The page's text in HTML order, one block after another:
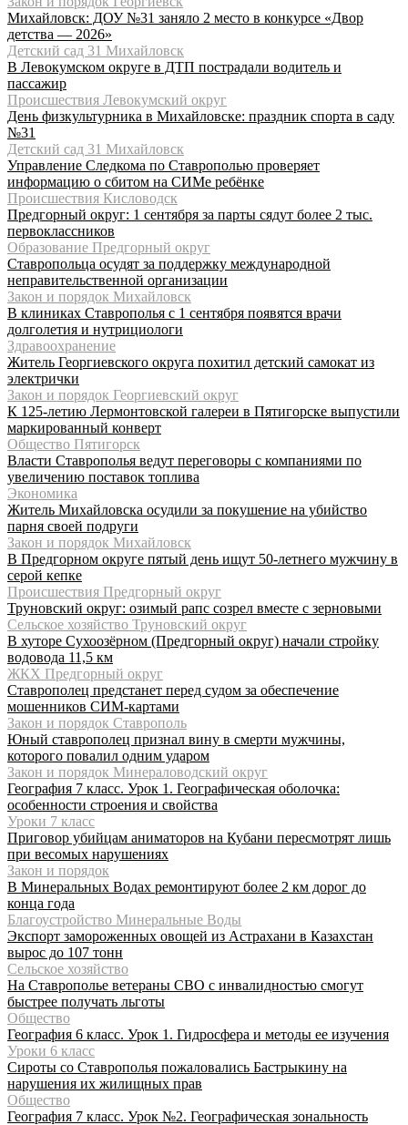
Михайловск: ДОУ №31 заняло 2 место в конкурсе «Двор
детства — 2026»
Детский сад 31 Михайловск
В Левокумском округе в ДТП пострадали водитель и
пассажир
Происшествия Левокумский округ
День физкультурника в Михайловске: праздник спорта в саду
№31
Детский сад 31 Михайловск
Управление Следкома по Ставрополью проверяет
информацию о сбитом на СИМе ребёнке
Происшествия Кисловодск
Предгорный округ: 1 сентября за парты сядут более 2 тыс.
первоклассников
Образование Предгорный округ
Ставропольца осудят за поддержку международной
неправительственной организации
Закон и порядок Михайловск
В клиниках Ставрополья с 1 сентября появятся врачи
долголетия и нутрициологи
Здравоохранение
Житель Георгиевского округа похитил детский самокат из
электрички
Закон и порядок Георгиевский округ
К 125-летию Лермонтовской галереи в Пятигорске выпустили
маркированный конверт
Общество Пятигорск
Власти Ставрополья ведут переговоры с компаниями по
увеличению поставок топлива
Экономика
Житель Михайловска осудили за покушение на убийство
парня своей подруги
Закон и порядок Михайловск
В Предгорном округе пятый день ищут 50-летнего мужчину в
серой кепке
Происшествия Предгорный округ
Труновский округ: озимый рапс созрел вместе с зерновыми
Сельское хозяйство Труновский округ
В хуторе Сухоозёрном (Предгорный округ) начали стройку
водовода 11,5 км
ЖКХ Предгорный округ
Ставрополец предстанет перед судом за обеспечение
мошенников СИМ-картами
Закон и порядок Ставрополь
Юный ставрополец признал вину в смерти мужчины,
которого повалил одним ударом
Закон и порядок Минераловодский округ
География 7 класс. Урок 1. Географическая оболочка:
особенности строения и свойства
Уроки 7 класс
Приговор убийцам аниматоров на Кубани пересмотрят лишь
при весомых нарушениях
Закон и порядок
В Минеральных Водах ремонтируют более 2 км дорог до
конца года
Благоустройство Минеральные Воды
Экспорт замороженных овощей из Астрахани в Казахстан
вырос до 107 тонн
Сельское хозяйство
На Ставрополье ветераны СВО с инвалидностью смогут
быстрее получать льготы
Общество
География 6 класс. Урок 1. Гидросфера и методы ее изучения
Уроки 6 класс
Сироты со Ставрополья пожаловались Бастрыкину на
нарушения их жилищных прав
Общество
География 7 класс. Урок №2. Географическая зональность